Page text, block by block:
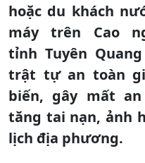
hoặc du khách
máy trên Cao
tỉnh Tuyên
trật tự an toàn
biến, gây mất
tăng tai nạn, ảnh
lịch địa phương.